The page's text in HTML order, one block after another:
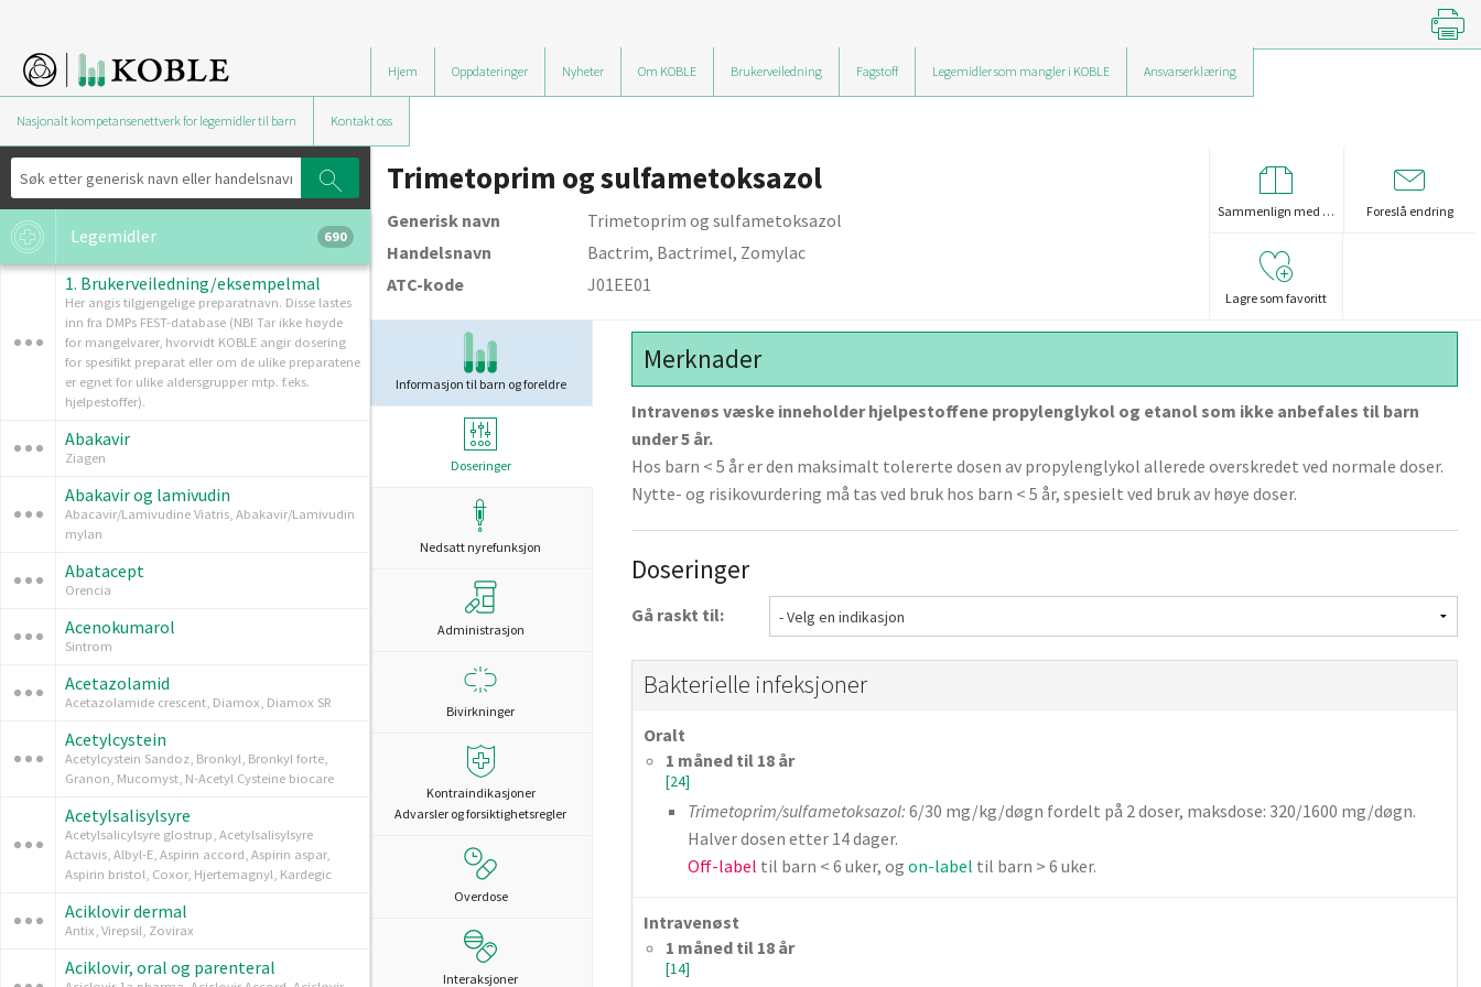
Hjem Oppdateringer Nyheter Om KOBLE Brukerveiledning Fagstoff Legemidler som mangler i KOBLE Ansvarserklæring
Nasjonalt kompetansenettverk for legemidler til barn Kontakt oss
Legemidler 690
1. Brukerveiledning/eksempelmal
Her angis tilgjengelige preparatnavn. Disse lastes
inn fra DMPs FEST-database (NB! Tar ikke høyde
for mangelvarer, hvorvidt KOBLE angir dosering
for spesifikt preparat eller om de ulike preparatene
er egnet for ulike aldersgrupper mtp. f.eks.
hjelpestoffer).
Abakavir
Ziagen
Abakavir og lamivudin
Abacavir/Lamivudine Viatris, Abakavir/Lamivudin
mylan
Abatacept
Orencia
Acenokumarol
Sintrom
Acetazolamid
Acetazolamide crescent, Diamox, Diamox SR
Acetylcystein
Acetylcystein Sandoz, Bronkyl, Bronkyl forte,
Granon, Mucomyst, N-Acetyl Cysteine biocare
Acetylsalisylsyre
Acetylsalicylsyre glostrup, Acetylsalisylsyre
Actavis, Albyl-E, Aspirin accord, Aspirin aspar,
Aspirin bristol, Coxor, Hjertemagnyl, Kardegic
Aciklovir dermal
Antix, Virepsil, Zovirax
Aciklovir, oral og parenteral
Trimetoprim og sulfametoksazol
Generisk navn
Trimetoprim og sulfametoksazol
Handelsnavn
Bactrim, Bactrimel, Zomylac
ATC-kode
J01EE01
Sammenlign med … Foreslå endring
Lagre som favoritt
Informasjon til barn og foreldre
Doseringer
Nedsatt nyrefunksjon
Administrasjon
Bivirkninger
Kontraindikasjoner
Advarsler og forsiktighetsregler
Overdose
Interaksjoner
Merknader
Intravenøs væske inneholder hjelpestoffene propylenglykol og etanol som ikke anbefales til barn
under 5 år.
Hos barn < 5 år er den maksimalt tolererte dosen av propylenglykol allerede overskredet ved normale doser.
Nytte- og risikovurdering må tas ved bruk hos barn < 5 år, spesielt ved bruk av høye doser.
Doseringer
Gå raskt til:
Bakterielle infeksjoner
Oralt
1 måned til 18 år
[24]
Trimetoprim/sulfametoksazol: 6/30 mg/kg/døgn fordelt på 2 doser, maksdose: 320/1600 mg/døgn.
Halver dosen etter 14 dager.
Off-label til barn < 6 uker, og on-label til barn > 6 uker.
Intravenøst
1 måned til 18 år
[14]